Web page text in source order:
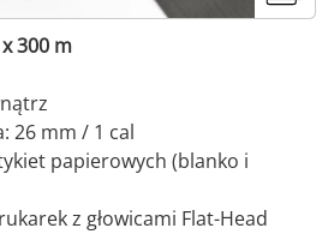
300 m
26 mm / 1 cal
papierowych (blanko i
z głowicami Flat-Head